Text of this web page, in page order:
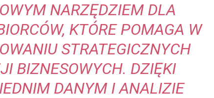
NARZĘDZIEM DLA
KTÓRE POMAGA W
STRATEGICZNYCH
BIZNESOWYCH. DZIĘKI
DANYM I ANALIZIE